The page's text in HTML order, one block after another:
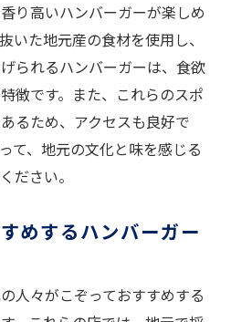
際立つハンバーガー
楽しむグルメツアー
ンバーガーの特徴
ハンバーガー体験
り井田川駅のハンバーガー
香りを引き立てる製法
食材活用法
り高いハンバーガーが楽しめ
いた地元産の食材を使用し、
られるハンバーガーは、食欲
徴です。また、これらのスポ
るため、アクセスも良好で
て、地元の文化と味を感じる
ださい。
めするハンバーガー
人々がこぞっておすすめする